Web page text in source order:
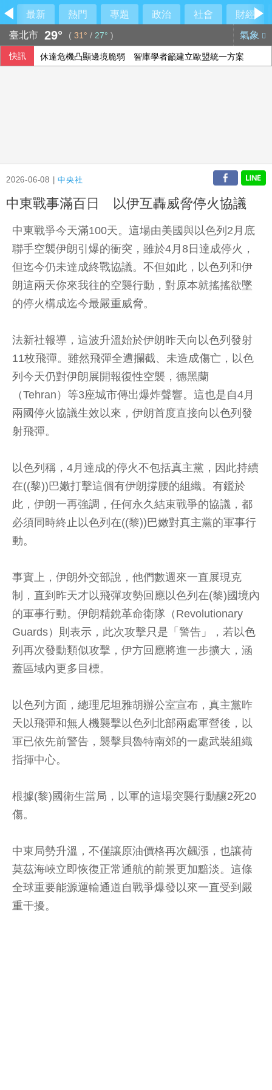
最新 熱門 專題 政治 社會
財經
臺北市 29° ( 31° / 27° ) 氣象
快訊 休達危機凸顯邊境脆弱 智庫學者籲建立歐盟統一方案
2026-06-08 |中央社
中東戰事滿百日 以伊互轟威脅停火協議
中東戰爭今天滿100天。這場由美國與以色列2月底
聯手空襲伊朗引爆的衝突，雖於4月8日達成停火，
但迄今仍未達成終戰協議。不但如此，以色列和伊
朗這兩天你來我往的空襲行動，對原本就搖搖欲墜
的停火構成迄今最嚴重威脅。
法新社報導，這波升溫始於伊朗昨天向以色列發射
11枚飛彈。雖然飛彈全遭攔截、未造成傷亡，以色
列今天仍對伊朗展開報復性空襲，德黑蘭
（Tehran）等3座城市傳出爆炸聲響。這也是自4月
兩國停火協議生效以來，伊朗首度直接向以色列發
射飛彈。
以色列稱，4月達成的停火不包括真主黨，因此持續
在((黎))巴嫩打擊這個有伊朗撐腰的組織。有鑑於
此，伊朗一再強調，任何永久結束戰爭的協議，都
必須同時終止以色列在((黎))巴嫩對真主黨的軍事行
動。
事實上，伊朗外交部說，他們數週來一直展現克
制，直到昨天才以飛彈攻勢回應以色列在(黎)國境內
的軍事行動。伊朗精銳革命衛隊（Revolutionary
Guards）則表示，此次攻擊只是「警告」，若以色
列再次發動類似攻擊，伊方回應將進一步擴大，涵
蓋區域內更多目標。
以色列方面，總理尼坦雅胡辦公室宣布，真主黨昨
天以飛彈和無人機襲擊以色列北部兩處軍營後，以
軍已依先前警告，襲擊貝魯特南郊的一處武裝組織
指揮中心。
根據(黎)國衛生當局，以軍的這場突襲行動釀2死20
傷。
中東局勢升溫，不僅讓原油價格再次飆漲，也讓荷
莫茲海峽立即恢復正常通航的前景更加黯淡。這條
全球重要能源運輸通道自戰爭爆發以來一直受到嚴
重干擾。